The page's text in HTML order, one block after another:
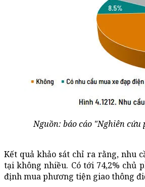
Nguồn: báo cáo "Nghiên
Kết quả khảo sát chỉ ra rằng, nhu
tại không nhiều. Có tới 74,2% chủ
định mua phương tiện giao thông